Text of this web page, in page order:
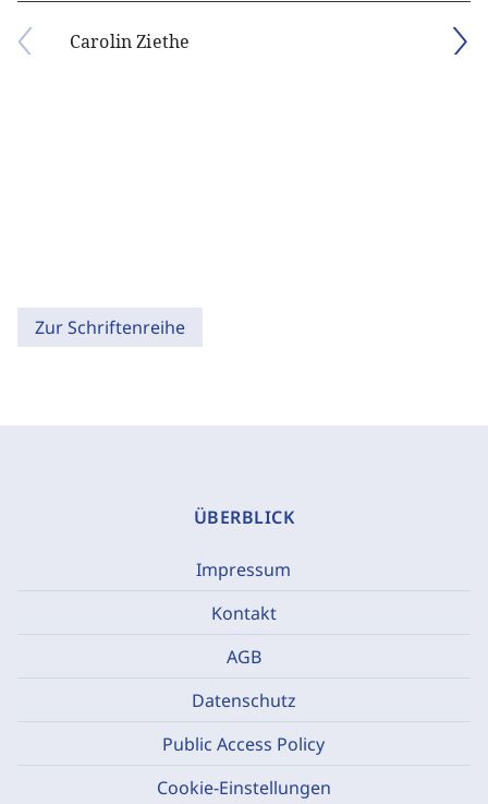
Carolin Ziethe
Zur Schriftenreihe
ÜBERBLICK
Impressum
Kontakt
AGB
Datenschutz
Public Access Policy
Cookie-Einstellungen